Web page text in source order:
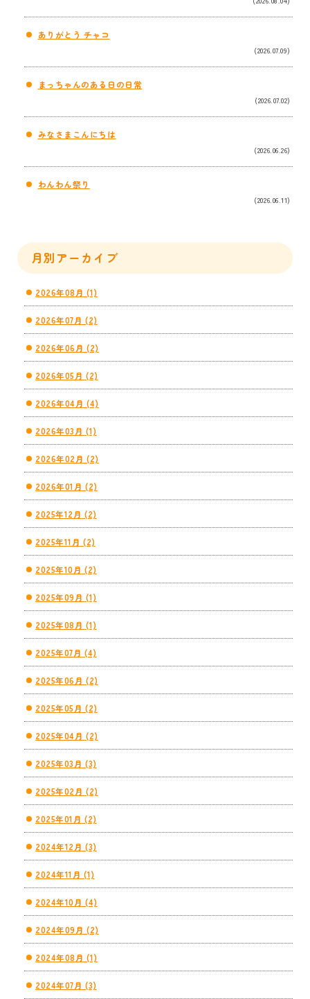
ありがとう チャコ
(2026.07.09)
まっちゃんのある日の日常
(2026.07.02)
みなさまこんにちは
(2026.06.26)
わんわん祭り
(2026.06.11)
月別アーカイブ
2026年08月 (1)
2026年07月 (2)
2026年06月 (2)
2026年05月 (2)
2026年04月 (4)
2026年03月 (1)
2026年02月 (2)
2026年01月 (2)
2025年12月 (2)
2025年11月 (2)
2025年10月 (2)
2025年09月 (1)
2025年08月 (1)
2025年07月 (4)
2025年06月 (2)
2025年05月 (2)
2025年04月 (2)
2025年03月 (3)
2025年02月 (2)
2025年01月 (2)
2024年12月 (3)
2024年11月 (1)
2024年10月 (4)
2024年09月 (2)
2024年08月 (1)
2024年07月 (3)